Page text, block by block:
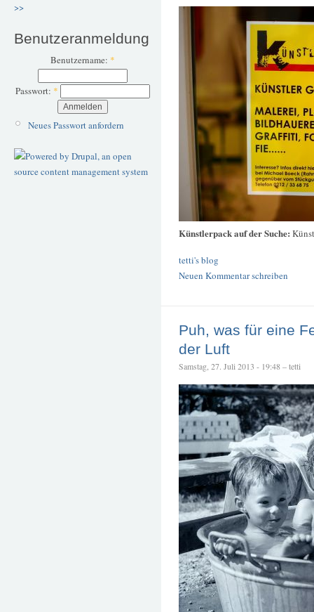
>>
Benutzeranmeldung
Benutzername: *
Passwort: *
Neues Passwort anfordern
Künstlerpack auf der Suche:
tetti's blog
Neuen Kommentar schreiben
Puh, was für eine
der Luft
Samstag, 27. Juli 2013 - 19:48 – tetti